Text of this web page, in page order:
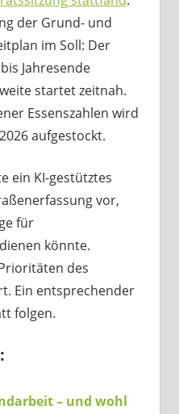
der Grund- und
im Soll: Der
Jahresende
startet zeitnah.
Essenszahlen wird
aufgestockt.
ein KI-gestütztes
vor,
für
könnte.
des
Ein entsprechender
folgen.
– und wohl